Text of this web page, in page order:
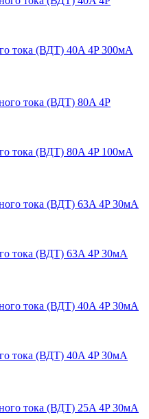
тока (ВДТ) 40A 4P 300мА
тока (ВДТ) 80A 4P 100мА
тока (ВДТ) 63A 4P 30мА
тока (ВДТ) 40A 4P 30мА